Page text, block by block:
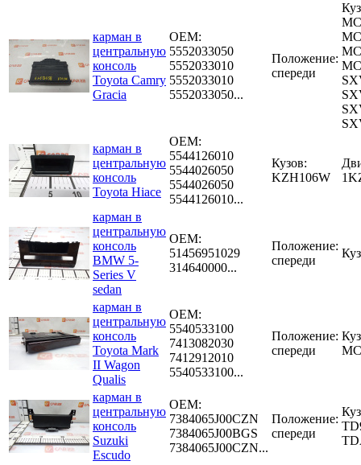
карман в
центральную
консоль
Toyota Camry
Gracia
OEM:
5552033050
5552033010
5552033010
5552033050...
Положение:
спереди
карман в
центральную
консоль
Toyota Hiace
OEM:
5544126010
5544026050
5544026050
5544126010...
Кузов:
KZH106W
карман в
центральную
консоль
BMW 5-
Series V
sedan
OEM:
51456951029
314640000...
Положение:
спереди
карман в
центральную
консоль
Toyota Mark
II Wagon
Qualis
OEM:
5540533100
7413082030
7412912010
5540533100...
Положение:
спереди
карман в
центральную
консоль
Suzuki
Escudo
OEM:
7384065J00CZN
7384065J00BGS
7384065J00CZN...
Положение:
спереди